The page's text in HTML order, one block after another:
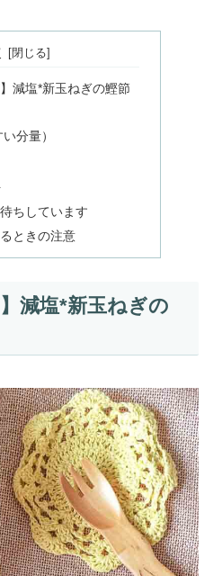
減塩*新玉ねぎの鰹節
分量）
ちしています
ときの注意
減塩*新玉ねぎの